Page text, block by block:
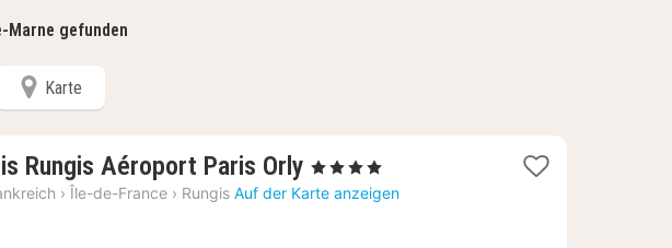
Marne gefunden
Karte
Rungis Aéroport Paris Orly 1
Nacht
, 4 Sterne
› Île-de-France › Rungis Auf der Karte anzeigen